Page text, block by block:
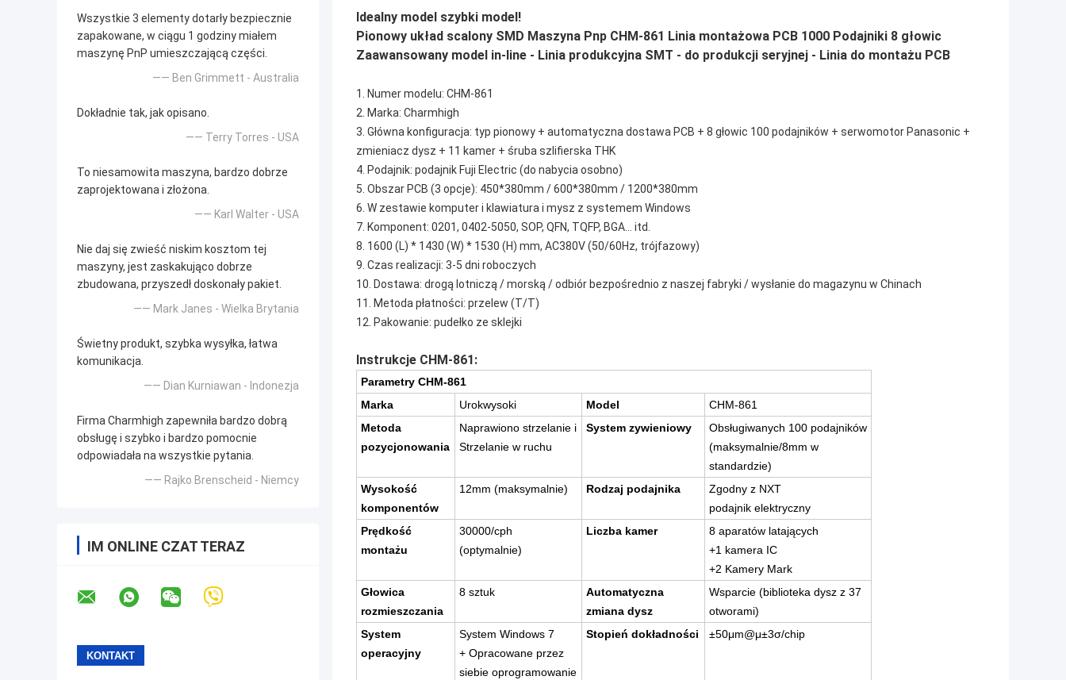
Wszystkie 3 elementy dotarły bezpiecznie
zapakowane, w ciągu 1 godziny miałem
maszynę PnP umieszczającą części.
—— Ben Grimmett - Australia
Dokładnie tak, jak opisano.
—— Terry Torres - USA
To niesamowita maszyna, bardzo dobrze
zaprojektowana i złożona.
—— Karl Walter - USA
Nie daj się zwieść niskim kosztom tej
maszyny, jest zaskakująco dobrze
zbudowana, przyszedł doskonały pakiet.
—— Mark Janes - Wielka Brytania
Świetny produkt, szybka wysyłka, łatwa
komunikacja.
—— Dian Kurniawan - Indonezja
Firma Charmhigh zapewniła bardzo dobrą
obsługę i szybko i bardzo pomocnie
odpowiadała na wszystkie pytania.
—— Rajko Brenscheid - Niemcy
IM ONLINE CZAT TERAZ
Idealny model szybki model!
Pionowy układ scalony SMD Maszyna Pnp CHM-861 Linia montażowa PCB 1000 Podajniki 8 głowic
Zaawansowany model in-line - Linia produkcyjna SMT - do produkcji seryjnej - Linia do montażu PCB
1. Numer modelu: CHM-861
2. Marka: Charmhigh
3. Główna konfiguracja: typ pionowy + automatyczna dostawa PCB + 8 głowic 100 podajników + serwomotor Panasonic +
zmieniacz dysz + 11 kamer + śruba szlifierska THK
4. Podajnik: podajnik Fuji Electric (do nabycia osobno)
5. Obszar PCB (3 opcje): 450*380mm / 600*380mm / 1200*380mm
6. W zestawie komputer i klawiatura i mysz z systemem Windows
7. Komponent: 0201, 0402-5050, SOP, QFN, TQFP, BGA... itd.
8. 1600 (L) * 1430 (W) * 1530 (H) mm, AC380V (50/60Hz, trójfazowy)
9. Czas realizacji: 3-5 dni roboczych
10. Dostawa: drogą lotniczą / morską / odbiór bezpośrednio z naszej fabryki / wysłanie do magazynu w Chinach
11. Metoda płatności: przelew (T/T)
12. Pakowanie: pudełko ze sklejki
Instrukcje CHM-861:
Parametry CHM-861
Marka
Urokwysoki Model
CHM-861
Metoda
pozycjonowania
Naprawiono strzelanie i
Strzelanie w ruchu
System zywieniowy
Obsługiwanych 100 podajników
(maksymalnie/8mm w
standardzie)
Wysokość
komponentów
12mm (maksymalnie) Rodzaj podajnika
Zgodny z NXT
podajnik elektryczny
Prędkość
montażu
30000/cph
(optymalnie)
Liczba kamer
8 aparatów latających
+1 kamera IC
+2 Kamery Mark
Głowica
rozmieszczania
8 sztuk
Automatyczna
zmiana dysz
Wsparcie (biblioteka dysz z 37
otworami)
System
operacyjny
System Windows 7
+ Opracowane przez
siebie oprogramowanie
Stopień dokładności ±50μm@μ±3σ/chip